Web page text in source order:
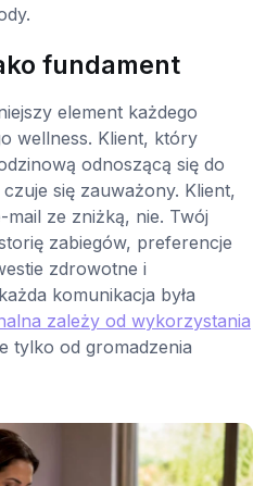
fundament
element każdego
wellness. Klient, który
odnoszącą się do
się zauważony. Klient,
ze zniżką, nie. Twój
zabiegów, preferencje
zdrowotne i
komunikacja była
zależy od wykorzystania
tylko od gromadzenia